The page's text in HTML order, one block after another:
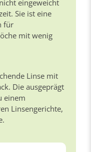
eingeweicht
Sie ist eine
für
mit wenig
Linse mit
Die ausgeprägt
einem
Linsengerichte,